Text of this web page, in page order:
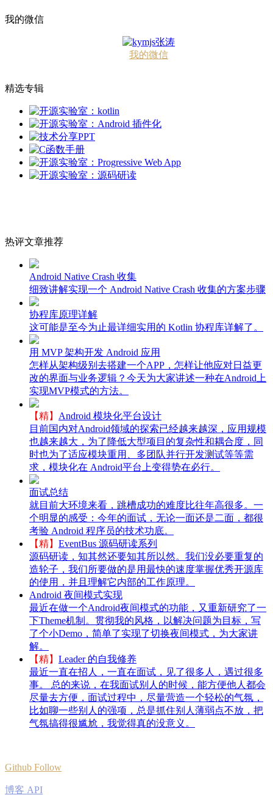
我的微信
我的微信
精选专辑
热评文章推荐
Android Native Crash 收集
细致讲解实现一个 Android Native Crash 收集的方案步骤
协程库原理详解
这可能是至今为止最详细实用的 Kotlin 协程库详解了。
用 MVP 架构开发 Android 应用
怎样从架构级别去搭建一个APP，怎样让他应对日益更
改的界面与业务逻辑？今天为大家讲述一种在Android上
实现MVP模式的方法。
【精】 Android 模块化平台设计
目前国内对Android领域的探索已经越来越深，应用规模
也越来越大，为了降低大型项目的复杂性和耦合度，同
时也为了适应模块重用、多团队并行开发测试等等需
求，模块化在 Android平台上变得势在必行。
面试总结
就目前大环境来看，跳槽成功的难度比往年高很多。一
个明显的感受：今年的面试，无论一面还是二面，都很
考验 Android 程序员的技术功底。
【精】 EventBus 源码研读系列
源码研读，知其然还要知其所以然。我们没必要重复的
造轮子，我们所要做的是用最快的速度掌握优秀开源库
的使用，并且理解它内部的工作原理。
Android 夜间模式实现
最近在做一个Android夜间模式的功能，又重新研究了一
下Theme机制。贯彻我的风格，以解决问题为目标，写
了个小Demo，简单了实现了切换夜间模式，为大家讲
解。
【精】 Leader 的自我修养
最近一直在招人，一直在面试，见了很多人，遇过很多
事。 总的来说，在我面试别人的时候，能方便他人都会
尽量去方便，面试过程中，尽量营造一个轻松的气氛，
比如聊一些别人的强项，总是抓住别人薄弱点不放，把
气氛搞得很尴尬，我觉得真的没意义。
Github Follow
博客 API